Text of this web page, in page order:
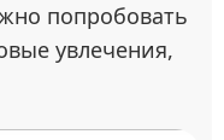
попробовать
увлечения,